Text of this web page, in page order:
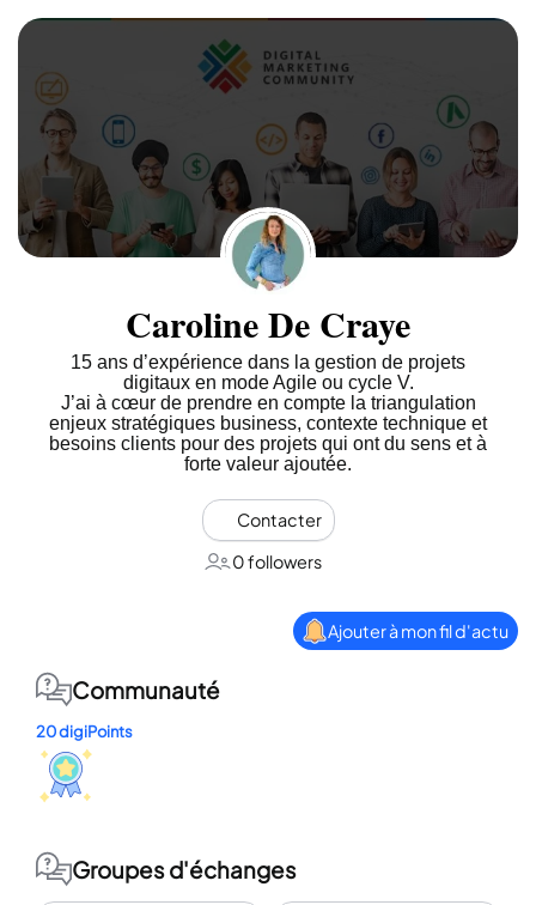
Caroline De Craye
15 ans d’expérience dans la gestion de projets
digitaux en mode Agile ou cycle V.
J’ai à cœur de prendre en compte la triangulation
enjeux stratégiques business, contexte technique et
besoins clients pour des projets qui ont du sens et à
forte valeur ajoutée.
Contacter
0 followers
Ajouter à mon fil d'actu
Communauté
20 digiPoints
Groupes d'échanges